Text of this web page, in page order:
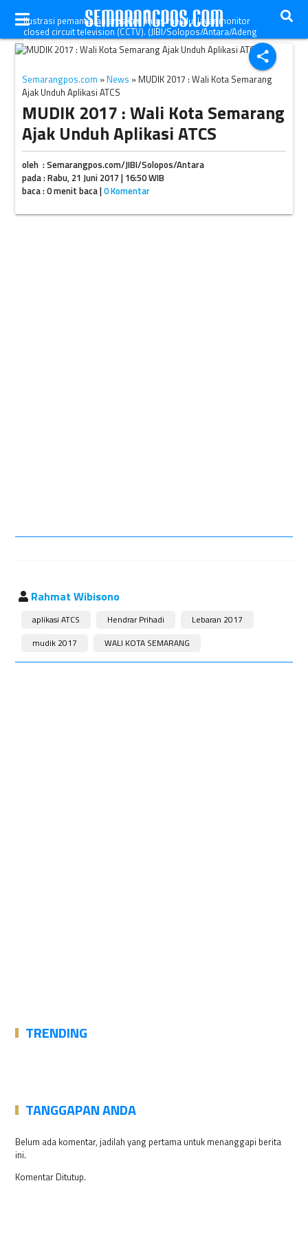
share
Ilustrasi pemantauan arus lalu lintas melalui layar monitor
closed circuit television (CCTV). (JIBI/Solopos/Antara/Adeng
Bustomi)
Semarangpos.com » News » MUDIK 2017 : Wali Kota Semarang
Ajak Unduh Aplikasi ATCS
MUDIK 2017 : Wali Kota Semarang
Ajak Unduh Aplikasi ATCS
oleh : Semarangpos.com/JIBI/Solopos/Antara
pada : Rabu, 21 Juni 2017 | 16:50 WIB
baca : 0 menit baca |0 Komentar
Rahmat Wibisono
aplikasi ATCS Hendrar Prihadi
Lebaran 2017
mudik 2017
WALI KOTA SEMARANG
TRENDING
TANGGAPAN ANDA
Belum ada komentar, jadilah yang pertama untuk menanggapi berita
ini.
Komentar Ditutup.